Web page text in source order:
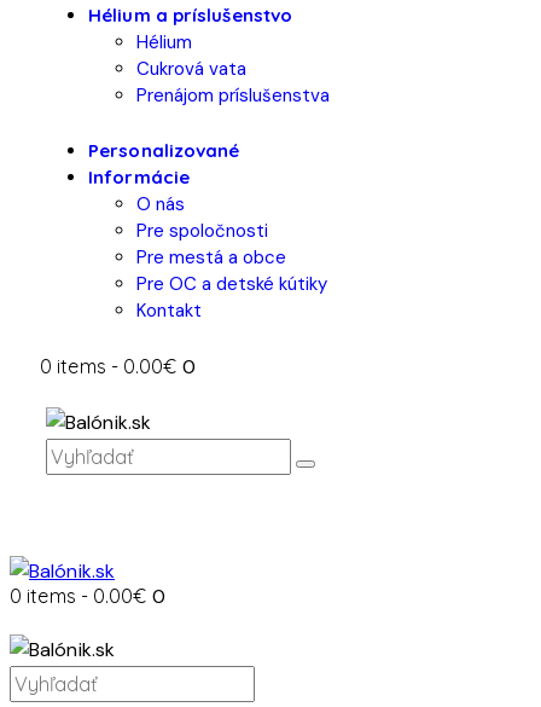
Hélium a príslušenstvo
Hélium
Cukrová vata
Prenájom príslušenstva
Personalizované
Informácie
O nás
Pre spoločnosti
Pre mestá a obce
Pre OC a detské kútiky
Kontakt
0 items - 0.00€ 0
0 items - 0.00€ 0